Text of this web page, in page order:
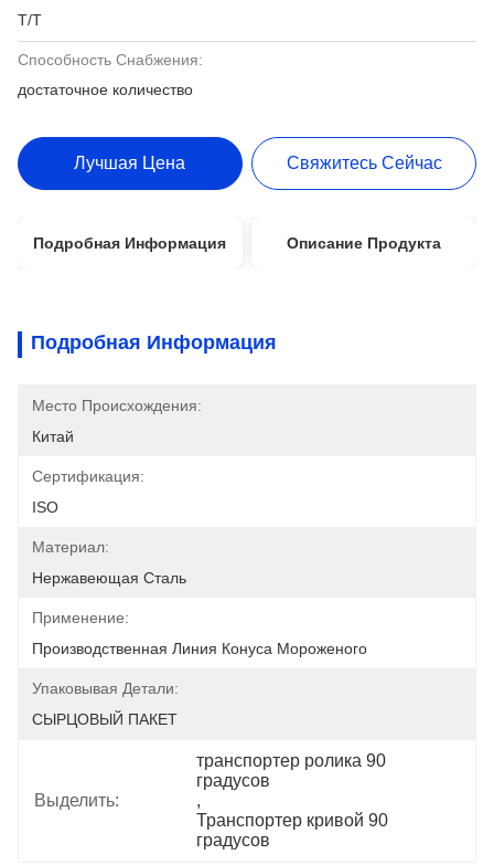
T/T
Способность Снабжения:
достаточное количество
Лучшая Цена Свяжитесь Сейчас
Подробная Информация Описание Продукта
Подробная Информация
Место Происхождения:
Китай
Сертификация:
ISO
Материал:
Нержавеющая Сталь
Применение:
Производственная Линия Конуса Мороженого
Упаковывая Детали:
СЫРЦОВЫЙ ПАКЕТ
Выделить:
транспортер ролика 90
градусов
,
Транспортер кривой 90
градусов